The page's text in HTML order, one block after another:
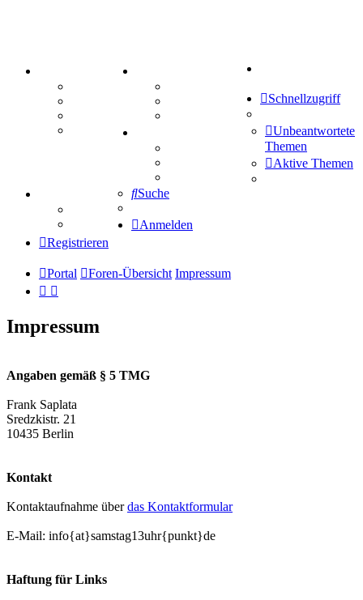
Mastodon
Treffenübersicht
Zitatesammlung
Schiffe versenken
Tipprunde
Comunio
Schnellzugriff
Unbeantwortete
Themen
Aktive Themen
Suche
Anmelden
Registrieren
Portal Foren-Übersicht Impressum
Impressum
Angaben gemäß § 5 TMG
Frank Saplata
Sredzkistr. 21
10435 Berlin
Kontakt
Kontaktaufnahme überdas Kontaktformular
E-Mail: info{at}samstag13uhr{punkt}de
Haftung für Links